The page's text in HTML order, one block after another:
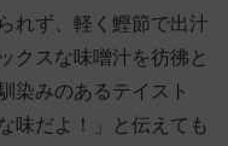
れず、軽く鰹節で出汁
クスな味噌汁を彷彿と
染みのあるテイスト
味だよ！」と伝えても